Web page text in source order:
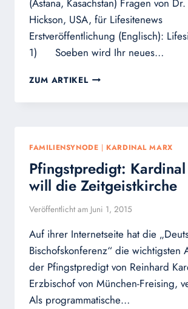
(Astana, Kasachstan) Fragen von
Hickson, USA, für Lifesitenews
Erstveröffentlichung (Englisch):
1) Soeben wird Ihr neues…
ZUM ARTIKEL BISCHOF
WICHTIGE
EHE,
FAMILIE
UND
SEXUALMORAL
FAMILIENSYNODE | KARDINAL MARX
Pfingstpredigt:
will die Zeitgeistkirche
Veröffentlicht am Juni 1, 2015
Auf ihrer Internetseite hat die
Bischofskonferenz“ die wichtigsten
der Pfingstpredigt von Reinhard
Erzbischof von München-Freising,
Als programmatische…